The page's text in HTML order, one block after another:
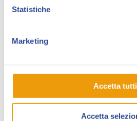
Statistiche
Marketing
Accetta tutti
Accetta
nello staff di
alcuni albi diErinnyeKor-one.
Nel 2002 viene contattato da
Ade) ed approda allaSergio
entrando nello staff di
Dampyr